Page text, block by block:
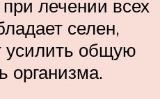
лечении всех
селен,
усилить общую
организма.